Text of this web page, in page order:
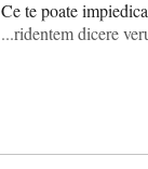
Ce te poate
...ridentem dicere